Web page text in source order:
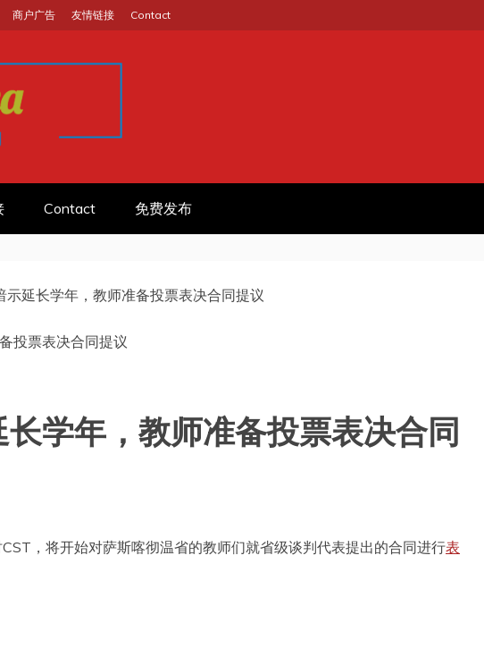
商户广告 友情链接 Contact
REGINA
Contact 免费发布
示延长学年，教师准备投票表决合同提议
学年，教师准备投票表决合同
，将开始对萨斯喀彻温省的教师们就省级谈判代表提出的合同进行表